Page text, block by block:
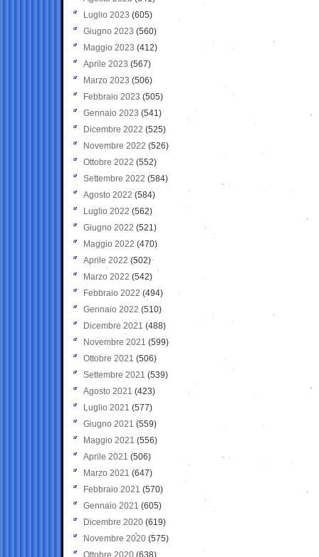
Luglio 2023 (605)
Giugno 2023 (560)
Maggio 2023 (412)
Aprile 2023 (567)
Marzo 2023 (506)
Febbraio 2023 (505)
Gennaio 2023 (541)
Dicembre 2022 (525)
Novembre 2022 (526)
Ottobre 2022 (552)
Settembre 2022 (584)
Agosto 2022 (584)
Luglio 2022 (562)
Giugno 2022 (521)
Maggio 2022 (470)
Aprile 2022 (502)
Marzo 2022 (542)
Febbraio 2022 (494)
Gennaio 2022 (510)
Dicembre 2021 (488)
Novembre 2021 (599)
Ottobre 2021 (506)
Settembre 2021 (539)
Agosto 2021 (423)
Luglio 2021 (577)
Giugno 2021(559)
Maggio 2021 (556)
Aprile 2021 (506)
Marzo 2021 (647)
Febbraio 2021 (570)
Gennaio 2021 (605)
Dicembre 2020 (619)
Novembre 2020 (575)
Ottobre 2020 (638)